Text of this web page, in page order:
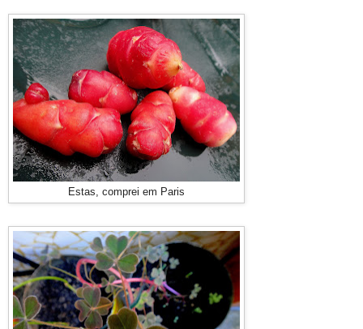
Estas, comprei em Paris